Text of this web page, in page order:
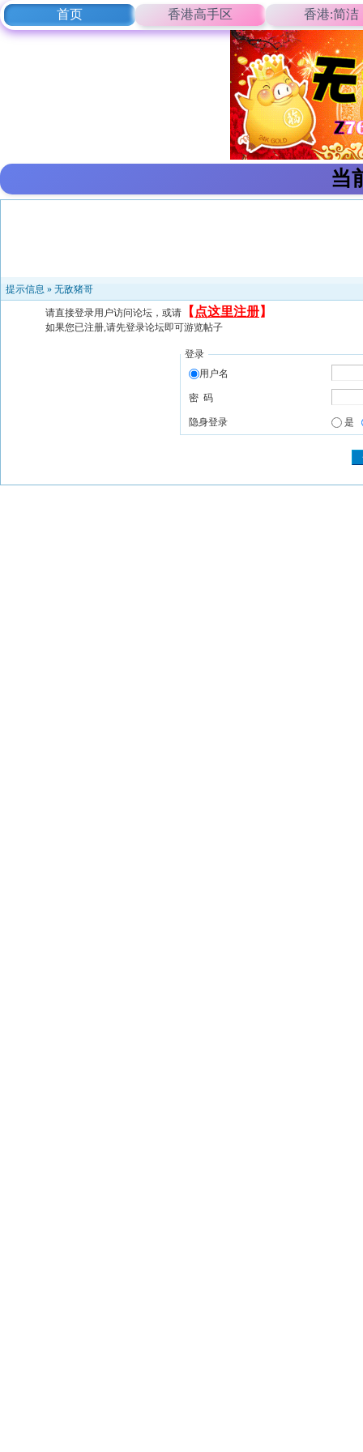
首页 香港高手区 香港:简洁
当
提示信息 » 无敌猪哥
请直接登录用户访问论坛，或请 【 点这里注册】
如果您已注册,请先登录论坛即可游览帖子
登录
用户名
密 码
隐身登录 是